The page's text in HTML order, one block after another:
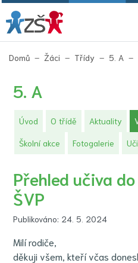
Domů Žáci Třídy 5. A
5. A
Úvod O třídě Aktuality
Školní akce Fotogalerie
Přehled učiva
ŠVP
Publikováno: 24. 5. 2024
Milí rodiče,
děkuji všem, kteří včas